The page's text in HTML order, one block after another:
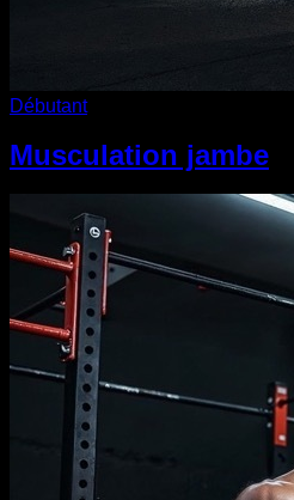
Débutant
Musculation jambe